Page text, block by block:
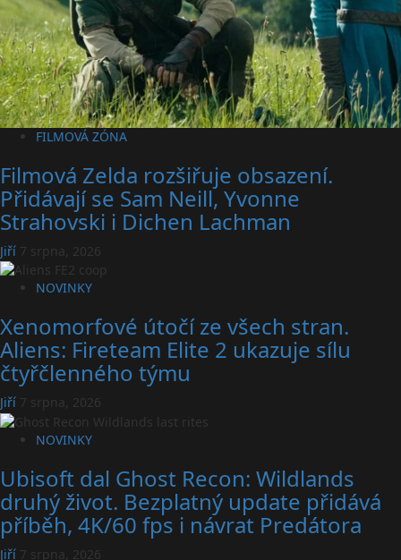
FILMOVÁ ZÓNA
Filmová Zelda rozšiřuje obsazení.
Přidávají se Sam Neill, Yvonne
Strahovski i Dichen Lachman
Jiří 7 srpna, 2026
NOVINKY
Xenomorfové útočí ze všech stran.
Aliens: Fireteam Elite 2 ukazuje sílu
čtyřčlenného týmu
Jiří 7 srpna, 2026
NOVINKY
Ubisoft dal Ghost Recon: Wildlands
druhý život. Bezplatný update přidává
příběh, 4K/60 fps i návrat Predátora
Jiří 7 srpna, 2026